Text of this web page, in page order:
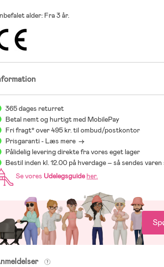
alder: Fra 3 år.
365 dages returret
Betal nemt og hurtigt med MobilePay
Fri fragt* over 495 kr. til ombud/postkontor
Prisgaranti - Læs mere ->
Pålidelig levering direkte fra vores eget lager
Bestil inden kl. 12.00 på hverdage – så sendes varen
Se vores Udelegsguide her.